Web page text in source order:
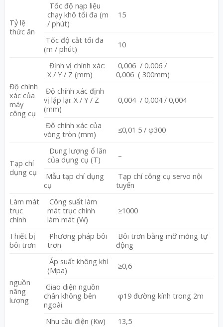
Tỷ lệ
thức ăn
Tốc độ nạp liệu
chạy khô tối đa (m
/ phút)
15
Tốc độ cắt tối đa
(m / phút)
10
Độ chính
xác của
máy
công cụ
Định vị chính xác:
X / Y / Z (mm)
0,006 / 0,006 /
0,006 ( 300mm)
Độ chính xác định
vị lặp lại: X / Y / Z
(mm)
0,004 / 0,004 / 0,004
Độ chính xác của
vòng tròn (mm)
≤0,01 5 / φ300
Tạp chí
dụng cụ
Dung lượng ổ lăn
của dụng cụ (T)
–
Mẫu tạp chí dụng
cụ
Tạp chí công cụ servo nội
tuyến
Làm mát
trục
chính
Công suất làm
mát trục chính
làm mát (W)
≥1000
Thiết bị
bôi trơn
Phương pháp bôi
trơn
Bôi trơn bằng mỡ mỏng tự
động
nguồn
năng
lượng
Áp suất không khí
(Mpa)
≥0,6
Giao diện nguồn
chân không bên
ngoài
φ19 đường kính trong 2m
Nhu cầu điện (Kw) 13,5